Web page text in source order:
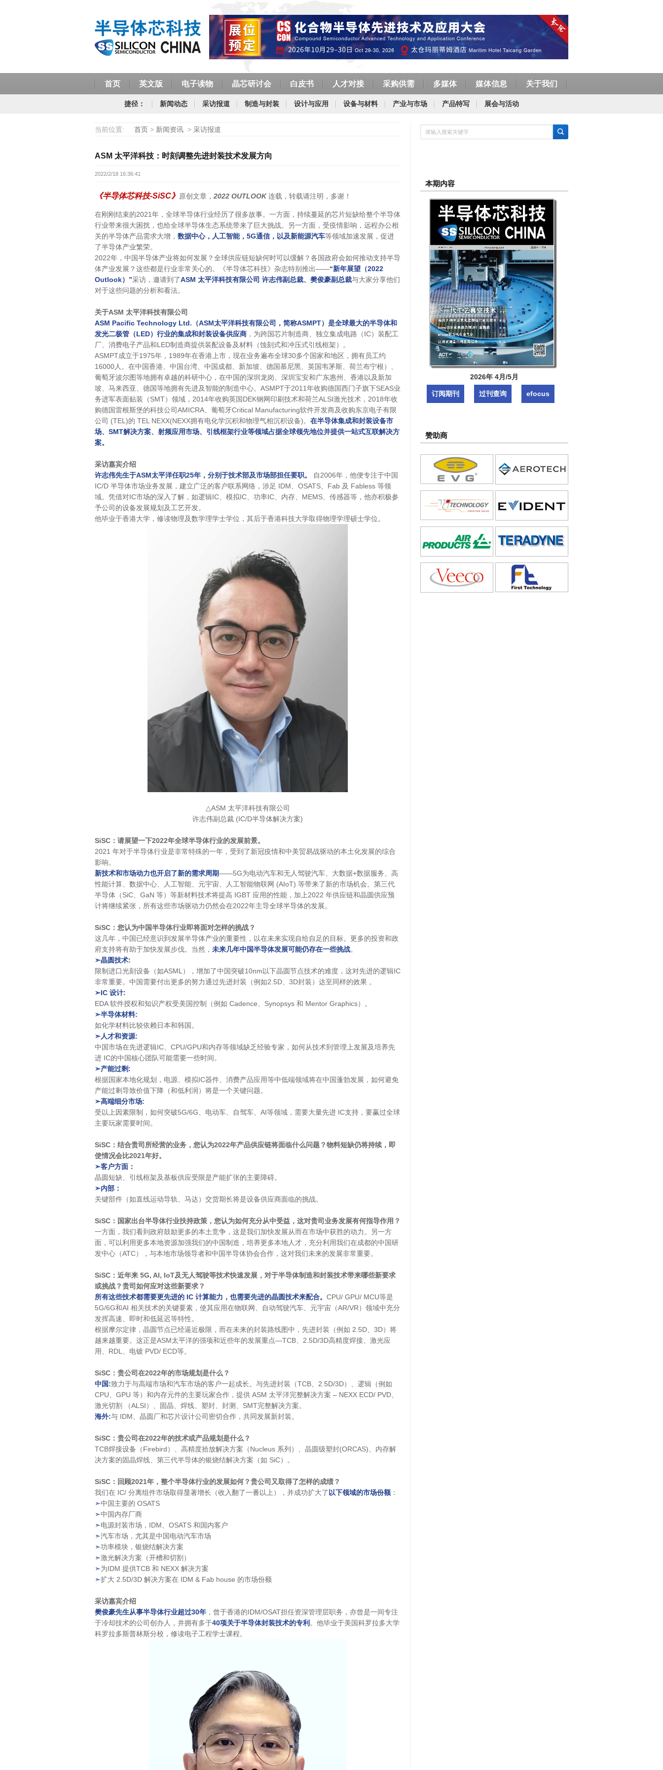
首页 英文版 电子读物 晶芯研讨会 白皮书 人才对接 采购供需 多媒体 媒体信息 关于我们
捷径： 新闻动态 采访报道 制造与封装 设计与应用 设备与材料 产业与市场 产品特写 展会与活动
当前位置: 首页 > 新闻资讯 > 采访报道
ASM 太平洋科技：时刻调整先进封装技术发展方向
2022/2/18 16:36:41
《半导体芯科技-SiSC》 原创文章， 2022 OUTLOOK连载，转载请注明，多谢！
在刚刚结束的2021年，全球半导体行业经历了很多故事。一方面，持续蔓延的芯片短缺给整个半导体
行业带来很大困扰，也给全球半导体生态系统带来了巨大挑战。另一方面，受疫情影响，远程办公相
关的半导体产品需求大增， 数据中心，人工智能，5G通信，以及新能源汽车等领域加速发展，促进
了半导体产业繁荣。
2022年，中国半导体产业将如何发展？全球供应链短缺何时可以缓解？各国政府会如何推动支持半导
体产业发展？这些都是行业非常关心的。《半导体芯科技》杂志特别推出——“新年展望（2022
Outlook）”采访，邀请到了ASM 太平洋科技有限公司 许志伟副总裁、樊俊豪副总裁与大家分享他们
对于这些问题的分析和看法。
关于ASM 太平洋科技有限公司
ASM Pacific Technology Ltd.（ASM太平洋科技有限公司，简称ASMPT）是全球最大的半导体和
发光二极管（LED）行业的集成和封装设备供应商 ，为跨国芯片制造商、独立集成电路（IC）装配工
厂、消费电子产品和LED制造商提供装配设备及材料（蚀刻式和冲压式引线框架）。
ASMPT成立于1975年，1989年在香港上市，现在业务遍布全球30多个国家和地区，拥有员工约
16000人。在中国香港、中国台湾、中国成都、新加坡、德国慕尼黑、英国韦茅斯、荷兰布宁根）、
葡萄牙波尔图等地拥有卓越的科研中心，在中国的深圳龙岗、深圳宝安和广东惠州、香港以及新加
坡、马来西亚、德国等地拥有先进及智能的制造中心。ASMPT于2011年收购德国西门子旗下SEAS业
务进军表面贴装（SMT）领域，2014年收购英国DEK钢网印刷技术和荷兰ALSI激光技术，2018年收
购德国雷根斯堡的科技公司AMICRA、葡萄牙Critical Manufacturing软件开发商及收购东京电子有限
公司 (TEL)的 TEL NEXX(NEXX拥有电化学沉积和物理气相沉积设备)。 在半导体集成和封装设备市
场、SMT解决方案、射频应用市场、引线框架行业等领域占据全球领先地位并提供一站式互联解决方
案。
采访嘉宾介绍
许志伟先生于ASM太平洋任职25年，分别于技术部及市场部担任要职。
自2006年，他便专注于中国
IC/D 半导体市场业务发展，建立广泛的客户联系网络，涉足 IDM、OSATS、Fab 及 Fabless 等领
域。凭借对IC市场的深入了解，如逻辑IC、模拟IC、功率IC、内存、MEMS、传感器等，他亦积极参
予公司的设备发展规划及工艺开发。
他毕业于香港大学，修读物理及数学理学士学位，其后于香港科技大学取得物理学理硕士学位。
△ASM 太平洋科技有限公司
许志伟副总裁 (IC/D半导体解决方案)
SiSC ：请展望一下2022年全球半导体行业的发展前景。
2021 年对于半导体行业是非常特殊的一年，受到了新冠疫情和中美贸易战驱动的本土化发展的综合
影响。
新技术和市场动力也开启了新的需求周期——5G为电动汽车和无人驾驶汽车、大数据+数据服务、高
性能计算、数据中心、人工智能、元宇宙、人工智能物联网 (AIoT) 等带来了新的市场机会。第三代
半导体（SiC、GaN 等）等新材料技术将提高 IGBT 应用的性能，加上2022 年供应链和晶圆供应预
计将继续紧张，所有这些市场驱动力仍然会在2022年主导全球半导体的发展。
SiSC ：您认为中国半导体行业即将面对怎样的挑战？
这几年，中国已经意识到发展半导体产业的重要性，以在未来实现自给自足的目标。更多的投资和政
府支持将有助于加快发展步伐。当然， 未来几年中国半导体发展可能仍存在一些挑战。
➣晶圆技术:
限制进口光刻设备（如ASML），增加了中国突破10nm以下晶圆节点技术的难度，这对先进的逻辑IC
非常重要。中国需要付出更多的努力通过先进封装（例如2.5D、3D封装）达至同样的效果 。
➣IC 设计:
EDA 软件授权和知识产权受美国控制（例如 Cadence、Synopsys 和 Mentor Graphics）。
➣半导体材料:
如化学材料比较依赖日本和韩国。
➣人才和资源:
中国市场在先进逻辑IC、CPU/GPU和内存等领域缺乏经验专家，如何从技术到管理上发展及培养先
进 IC的中国核心团队可能需要一些时间。
➣产能过剩:
根据国家本地化规划，电源、模拟IC器件、消费产品应用等中低端领域将在中国蓬勃发展，如何避免
产能过剩导致价值下降（和低利润）将是一个关键问题。
➣高端细分市场:
受以上因素限制，如何突破5G/6G、电动车、自驾车、AI等领域，需要大量先进 IC支持，要赢过全球
主要玩家需要时间。
SiSC： 结合贵司所经营的业务，您认为2022年产品供应链将面临什么问题？物料短缺仍将持续，即
使情况会比2021年好。
➣客户方面：
晶圆短缺、引线框架及基板供应受限是产能扩张的主要障碍。
➣内部：
关键部件（如直线运动导轨、马达）交货期长将是设备供应商面临的挑战。
SiSC： 国家出台半导体行业扶持政策，您认为如何充分从中受益，这对贵司业务发展有何指导作用？
一方面，我们看到政府鼓励更多的本土竞争，这是我们加快发展从而在市场中获胜的动力。另一方
面，可以利用更多本地资源加强我们的中国制造，培养更多本地人才，充分利用我们在成都的中国研
发中心（ATC），与本地市场领导者和中国半导体协会合作，这对我们未来的发展非常重要。
SiSC： 近年来 5G, AI, IoT及无人驾驶等技术快速发展，对于半导体制造和封装技术带来哪些新要求
或挑战？贵司如何应对这些新要求？
所有这些技术都需要更先进的 IC 计算能力，也需要先进的晶圆技术来配合。 CPU/ GPU/ MCU等是
5G/6G和AI 相关技术的关键要素，使其应用在物联网、自动驾驶汽车、元宇宙（AR/VR）领域中充分
发挥高速、即时和低延迟等特性。
根据摩尔定律，晶圆节点已经逼近极限，而在未来的封装路线图中，先进封装（例如 2.5D、3D）将
越来越重要。这正是ASM太平洋的强项和近些年的发展重点—TCB、2.5D/3D高精度焊接、激光应
用、RDL、电镀 PVD/ ECD等。
SiSC： 贵公司在2022年的市场规划是什么？
中国:致力于与高端市场和汽车市场的客户一起成长。与先进封装（TCB、2.5D/3D）、逻辑（例如
CPU、GPU 等）和内存元件的主要玩家合作，提供 ASM 太平洋完整解决方案 – NEXX ECD/ PVD、
激光切割 （ALSI）、固晶、焊线、塑封、封测、SMT完整解决方案。
海外:与 IDM、晶圆厂和芯片设计公司密切合作，共同发展新封装。
SiSC： 贵公司在2022年的技术或产品规划是什么？
TCB焊接设备（Firebird）、高精度拾放解决方案（Nucleus 系列）、晶圆级塑封(ORCAS)、内存解
决方案的固晶焊线、第三代半导体的银烧结解决方案（如 SiC）。
SiSC：回顾2021年，整个半导体行业的发展如何？贵公司又取得了怎样的成绩？
我们在 IC/ 分离组件市场取得显著增长（收入翻了一番以上），并成功扩大了 以下领域的市场份额 ：
➣中国主要的 OSATS
➣中国内存厂商
➣电源封装市场，IDM、OSATS 和国内客户
➣汽车市场，尤其是中国电动汽车市场
➣功率模块，银烧结解决方案
➣激光解决方案（开槽和切割）
➣为IDM 提供TCB 和 NEXX 解决方案
➣扩大 2.5D/3D 解决方案在 IDM & Fab house 的市场份额
采访嘉宾介绍
樊俊豪先生从事半导体行业超过30年 ，曾于香港的IDM/OSAT担任资深管理层职务，亦曾是一间专注
于冷却技术的公司创办人，并拥有多于40项关于半导体封装技术的专利 。他毕业于美国科罗拉多大学
科罗拉多斯普林斯分校，修读电子工程学士课程。
本期内容
2026年 4月/5月
订阅期刊 过刊查询 efocus
赞助商